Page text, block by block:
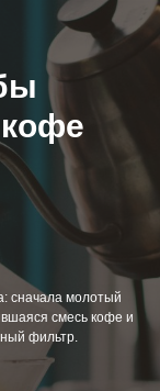
сначала молотый
смесь кофе и
фильтр.